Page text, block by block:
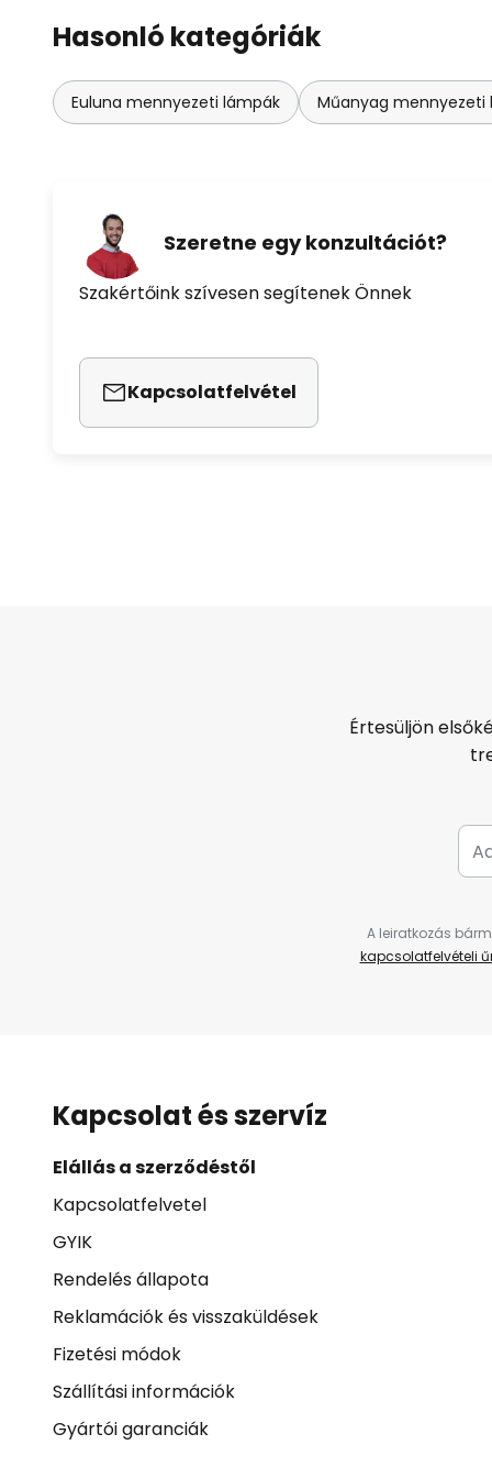
Hasonló kategóriák
Euluna mennyezeti lámpák Műanyag mennyezeti
Szeretne egy konzultációt?
Szakértőink szívesen segítenek Önnek
Kapcsolatfelvétel
Értesüljön
A leiratkozás
kapcsolatfelvételi
Kapcsolat és szervíz
Elállás a szerződéstől
Kapcsolatfelvetel
GYIK
Rendelés állapota
Reklamációk és visszaküldések
Fizetési módok
Szállítási információk
Gyártói garanciák